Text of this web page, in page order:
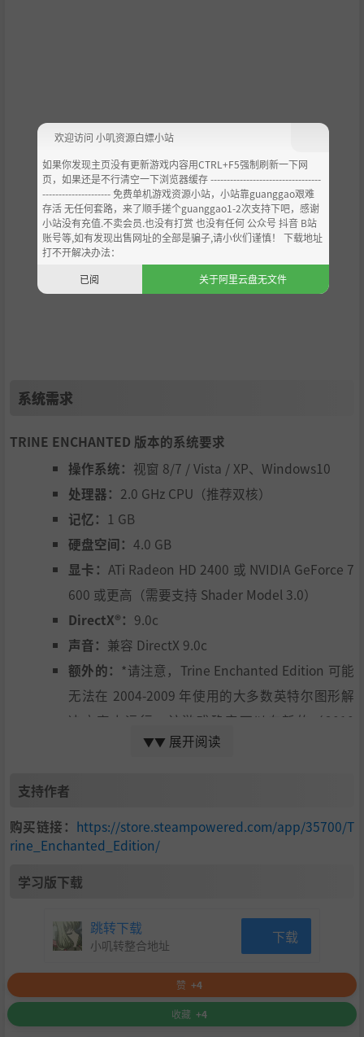
系统需求
TRINE ENCHANTED 版本的系统要求
操作系统： 视窗 8/7 / Vista / XP、Windows10
处理器： 2.0 GHz CPU（推荐双核）
记忆： 1 GB
硬盘空间： 4.0 GB
显卡：ATi Radeon HD 2400 或 NVIDIA GeForce 7
600 或更高（需要支持 Shader Model 3.0）
DirectX®： 9.0c
声音： 兼容 DirectX 9.0c
额外的： *请注意，Trine Enchanted Edition 可能
无法在 2004-2009 年使用的大多数英特尔图形解
决方案上运行。该游戏确实可以在新的（2010
年-）Intel HD Graphics 3000 或更高版本上运
TRINE 的系统要求
操作系统：Windows XP、Windows Vista 或 Win
dows 7、Windows10
处理器：
硬盘空间：4.0 GB
显卡：Radeon X800 或 GeForce 6800 或更好*
DirectX®：9.0c
声音：DirectX 兼容声卡（非必需）
额外的：合作游戏需要游戏手柄。
▼▼ 展开阅读
支持作者
购买链接： https://store.steampowered.com/app/35700/T
rine_Enchanted_Edition/
学习版下载
跳转下载
小叽转整合地址 下载
赞 +4
收藏 +4
欢迎访问 小叽资源白嫖小站
如果你发现主页没有更新游戏内容用CTRL+F5强制刷新一下网
页，如果还是不行清空一下浏览器缓存 ----------------------------------
--------------------- 免费单机游戏资源小站，小站靠guanggao艰难
存活 无任何套路，来了顺手搓个guanggao1-2次支持下吧，感谢
小站没有充值.不卖会员.也没有打赏 也没有任何 公众号 抖音 B站
账号等,如有发现出售网址的全部是骗子,请小伙们谨慎！ 下载地址
打不开解决办法：
已阅
关于阿里云盘无文件